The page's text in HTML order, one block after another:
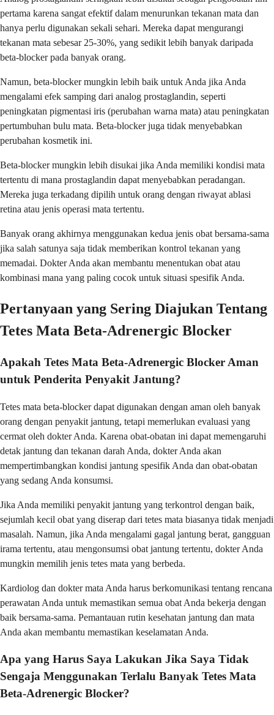
pertama karena sangat efektif dalam menurunkan tekanan mata dan
hanya perlu digunakan sekali sehari. Mereka dapat mengurangi
tekanan mata sebesar 25-30%, yang sedikit lebih banyak daripada
beta-blocker pada banyak orang.
Namun, beta-blocker mungkin lebih baik untuk Anda jika Anda
mengalami efek samping dari analog prostaglandin, seperti
peningkatan pigmentasi iris (perubahan warna mata) atau peningkatan
pertumbuhan bulu mata. Beta-blocker juga tidak menyebabkan
perubahan kosmetik ini.
Beta-blocker mungkin lebih disukai jika Anda memiliki kondisi mata
tertentu di mana prostaglandin dapat menyebabkan peradangan.
Mereka juga terkadang dipilih untuk orang dengan riwayat ablasi
retina atau jenis operasi mata tertentu.
Banyak orang akhirnya menggunakan kedua jenis obat bersama-sama
jika salah satunya saja tidak memberikan kontrol tekanan yang
memadai. Dokter Anda akan membantu menentukan obat atau
kombinasi mana yang paling cocok untuk situasi spesifik Anda.
Pertanyaan yang Sering Diajukan Tentang
Tetes Mata Beta-Adrenergic Blocker
Apakah Tetes Mata Beta-Adrenergic Blocker Aman
untuk Penderita Penyakit Jantung?
Tetes mata beta-blocker dapat digunakan dengan aman oleh banyak
orang dengan penyakit jantung, tetapi memerlukan evaluasi yang
cermat oleh dokter Anda. Karena obat-obatan ini dapat memengaruhi
detak jantung dan tekanan darah Anda, dokter Anda akan
mempertimbangkan kondisi jantung spesifik Anda dan obat-obatan
yang sedang Anda konsumsi.
Jika Anda memiliki penyakit jantung yang terkontrol dengan baik,
sejumlah kecil obat yang diserap dari tetes mata biasanya tidak menjadi
masalah. Namun, jika Anda mengalami gagal jantung berat, gangguan
irama tertentu, atau mengonsumsi obat jantung tertentu, dokter Anda
mungkin memilih jenis tetes mata yang berbeda.
Kardiolog dan dokter mata Anda harus berkomunikasi tentang rencana
perawatan Anda untuk memastikan semua obat Anda bekerja dengan
baik bersama-sama. Pemantauan rutin kesehatan jantung dan mata
Anda akan membantu memastikan keselamatan Anda.
Apa yang Harus Saya Lakukan Jika Saya Tidak
Sengaja Menggunakan Terlalu Banyak Tetes Mata
Beta-Adrenergic Blocker?